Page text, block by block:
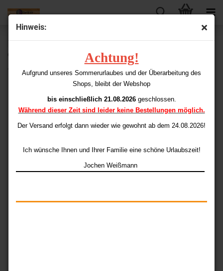
Hinweis:
Achtung!
Aufgrund unseres Sommerurlaubes und der Überarbeitung des
Shops, bleibt der Webshop
bis einschließlich 21.08.2026geschlossen.
Während dieser Zeit sind leider keine Bestellungen möglich.
Der Versand erfolgt dann wieder wie gewohnt ab dem 24.08.2026!
Ich wünsche Ihnen und Ihrer Familie eine schöne Urlaubszeit!
Jochen Weißmann
« Erster « zurück weiter »
Letzter »
63
Artikel in dieser Kategorie
Target Shaft-Ex